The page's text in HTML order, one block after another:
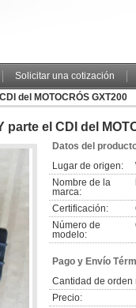
Solicitar una cotización
del MOTOCRÓS GXT200
parte el CDI del
Datos del
Lugar de origen:
Nombre de la
marca:
Certificación:
Número de
modelo:
Pago y Envío
Cantidad de orden
Precio: